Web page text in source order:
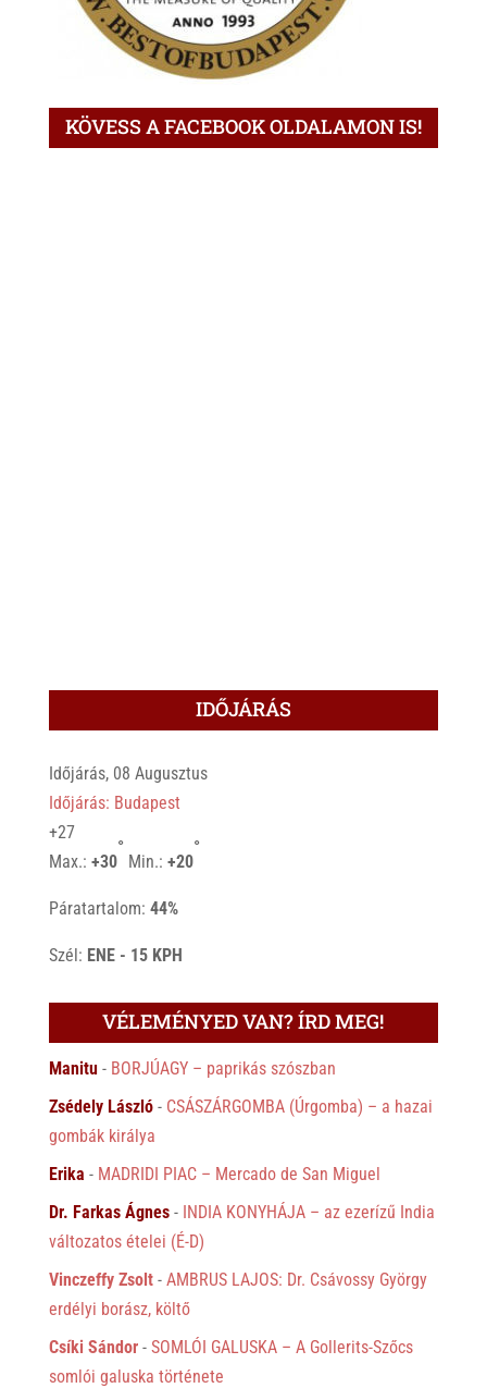
KÖVESS A FACEBOOK OLDALAMON IS!
IDŐJÁRÁS
Időjárás, 08 Augusztus
Időjárás: Budapest
+27
Max.: +30
°
Min.: +20
°
Páratartalom: 44%
Szél: ENE - 15 KPH
VÉLEMÉNYED VAN? ÍRD MEG!
Manitu- BORJÚAGY – paprikás szószban
Zsédely László- CSÁSZÁRGOMBA (Úrgomba) – a hazai
gombák királya
Erika - MADRIDI PIAC – Mercado de San Miguel
Dr. Farkas Ágnes- INDIA KONYHÁJA – az ezerízű India
változatos ételei (É-D)
Vinczeffy Zsolt- AMBRUS LAJOS: Dr. Csávossy György
erdélyi borász, költő
Csíki Sándor- SOMLÓI GALUSKA – A Gollerits-Szőcs
somlói galuska története